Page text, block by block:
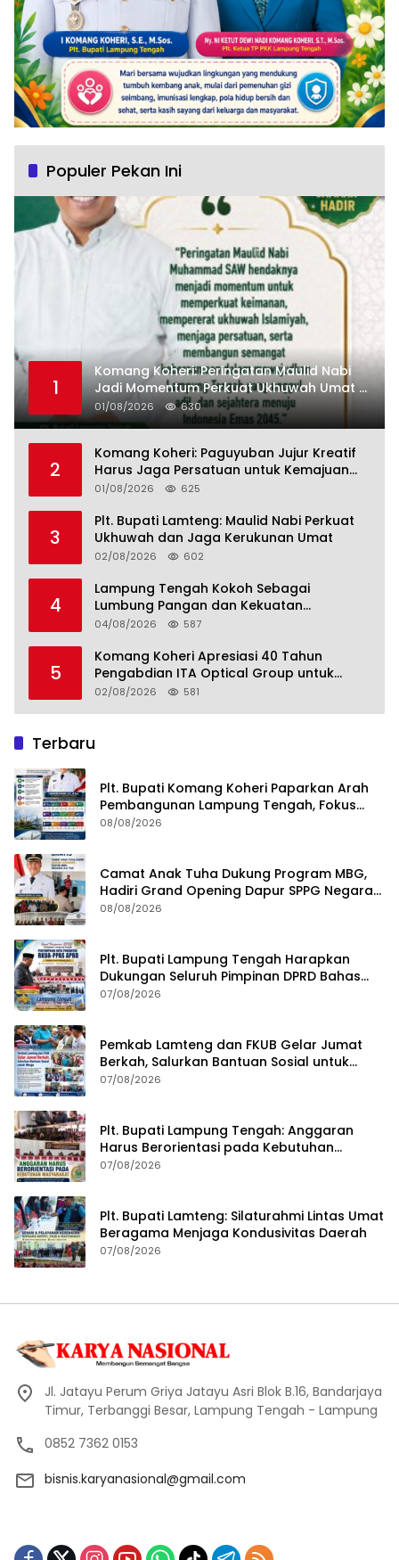
Populer Pekan Ini
1
Komang Koheri: Peringatan Maulid Nabi
Jadi Momentum Perkuat Ukhuwah Umat di
Lampung Tengah
01/08/2026 630
2
Komang Koheri: Paguyuban Jujur Kreatif
Harus Jaga Persatuan untuk Kemajuan
Lampung Tengah
01/08/2026 625
3
Plt. Bupati Lamteng: Maulid Nabi Perkuat
Ukhuwah dan Jaga Kerukunan Umat
02/08/2026 602
4
Lampung Tengah Kokoh Sebagai
Lumbung Pangan dan Kekuatan
Perkebunan Lampung, Komang Koheri:
Menuju Indonesia Emas 2045
04/08/2026 587
5
Komang Koheri Apresiasi 40 Tahun
Pengabdian ITA Optical Group untuk
Kesehatan Mata Masyarakat Lamteng
02/08/2026 581
Terbaru
Plt. Bupati Komang Koheri Paparkan Arah
Pembangunan Lampung Tengah, Fokus
pada SDM, Ekonomi, Infrastruktur dan
08/08/2026
Camat Anak Tuha Dukung Program MBG,
Hadiri Grand Opening Dapur SPPG Negara
Aji Tua Lampung Tengah
08/08/2026
Plt. Bupati Lampung Tengah Harapkan
Dukungan Seluruh Pimpinan DPRD Bahas
RKUA-PPAS APBD Tahun 2027
07/08/2026
Pemkab Lamteng dan FKUB Gelar Jumat
Berkah, Salurkan Bantuan Sosial untuk
Warga
07/08/2026
Plt. Bupati Lampung Tengah: Anggaran
Harus Berorientasi pada Kebutuhan
Masyarakat
07/08/2026
Plt. Bupati Lamteng: Silaturahmi Lintas Umat
Beragama Menjaga Kondusivitas Daerah
07/08/2026
Jl. Jatayu Perum Griya Jatayu Asri Blok B.16, Bandarjaya
Timur, Terbanggi Besar, Lampung Tengah - Lampung
0852 7362 0153
bisnis.karyanasional@gmail.com